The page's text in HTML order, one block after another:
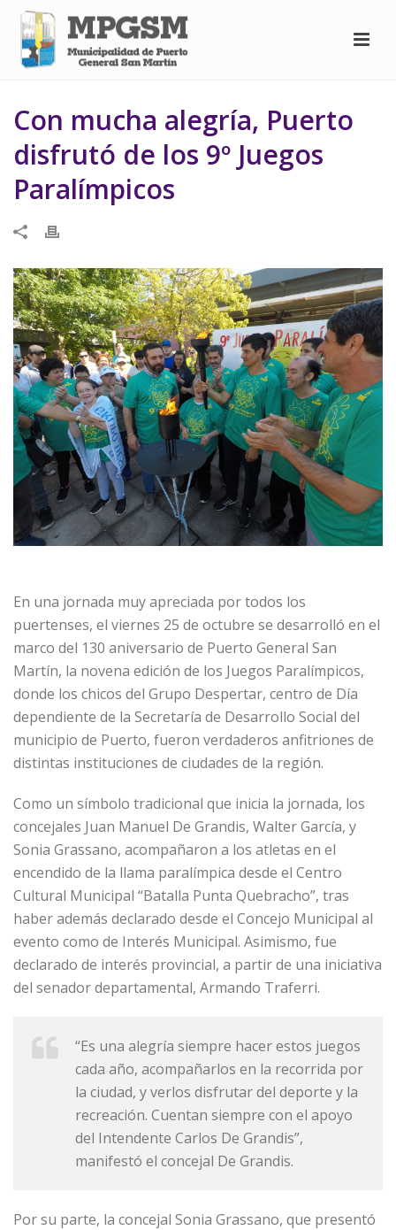
Con mucha alegría, Puerto
disfrutó de los 9º Juegos
Paralímpicos
En una jornada muy apreciada por todos los
puertenses, el viernes 25 de octubre se desarrolló en el
marco del 130 aniversario de Puerto General San
Martín, la novena edición de los Juegos Paralímpicos,
donde los chicos del Grupo Despertar, centro de Día
dependiente de la Secretaría de Desarrollo Social del
municipio de Puerto, fueron verdaderos anfitriones de
distintas instituciones de ciudades de la región.
Como un símbolo tradicional que inicia la jornada, los
concejales Juan Manuel De Grandis, Walter García, y
Sonia Grassano, acompañaron a los atletas en el
encendido de la llama paralímpica desde el Centro
Cultural Municipal “Batalla Punta Quebracho”, tras
haber además declarado desde el Concejo Municipal al
evento como de Interés Municipal. Asimismo, fue
declarado de interés provincial, a partir de una iniciativa
del senador departamental, Armando Traferri.
“Es una alegría siempre hacer estos juegos
cada año, acompañarlos en la recorrida por
la ciudad, y verlos disfrutar del deporte y la
recreación. Cuentan siempre con el apoyo
del Intendente Carlos De Grandis”,
manifestó el concejal De Grandis.
Por su parte, la concejal Sonia Grassano, que presentó